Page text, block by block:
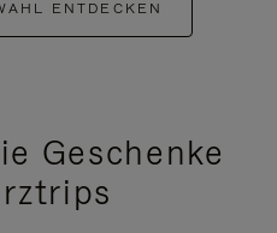
ENTDECKEN
Geschenke